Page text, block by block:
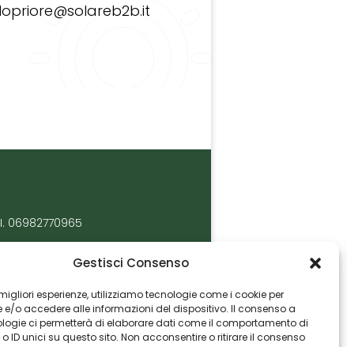
Gestisci Consenso
esperienze, utilizziamo tecnologie come i cookie per
e/o accedere alle informazioni del dispositivo. Il consenso a
ci permetterà di elaborare dati come il comportamento di
ID unici su questo sito. Non acconsentire o ritirare il consenso
lopriore@solareb2b.it
06982770965